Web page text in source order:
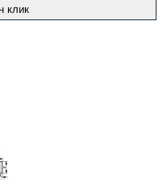
клик